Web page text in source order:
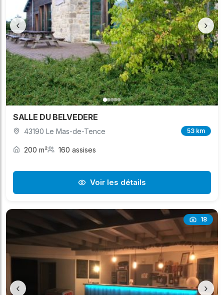
‹ ›
SALLE DU BELVEDERE
43190 Le Mas-de-Tence 53 km
200 m² 160 assises
Voir les détails
18
‹ ›